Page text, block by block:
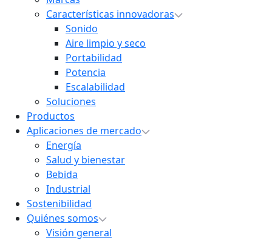
Características innovadoras
Sonido
Aire limpio y seco
Portabilidad
Potencia
Escalabilidad
Soluciones
Productos
Aplicaciones de mercado
Energía
Salud y bienestar
Bebida
Industrial
Sostenibilidad
Quiénes somos
Visión general